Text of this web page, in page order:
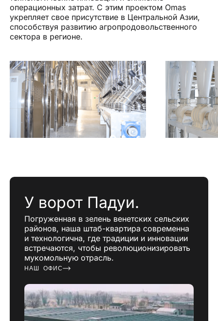
операционных затрат. С этим проектом Omas
укрепляет свое присутствие в Центральной Азии,
способствуя развитию агропродовольственного
сектора в регионе.
У ворот Падуи.
Погруженная в зелень венетских сельских
районов, наша штаб-квартира современна
и технологична, где традиции и инновации
встречаются, чтобы революционизировать
мукомольную отрасль.
НАШ ОФИС